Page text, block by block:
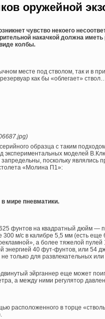
оружейной
чувство некоего
накачкой должна иметь
колбы.
месте под стволом, так и в
как бы «облегает»
образца с таким
экспериментальных моделей
поскольку являлись
«Молина П1»:
мире пневматики.
фунтов на квадратный дюйм —
300 м/с в калибре 5,5 мм (есть еще
а более тяжелой пулей
энергией 40 фут-фунтов, или 54
только для развлекательных
эйрганнер еще может
а между ними регулятор
расположенного в торце